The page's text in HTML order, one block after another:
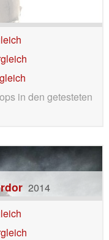
in den getesteten
2014